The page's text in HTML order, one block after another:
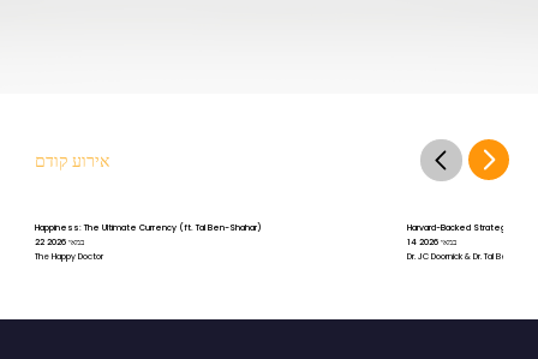
אירוע קודם
Happiness: The Ultimate Currency (ft. Tal Ben-Shahar)
22 במאי 2026
The Happy Doctor
Harvard-Backed Strategies for
14 במאי 2026
Dr. JC Doornick & Dr. Tal Ben-